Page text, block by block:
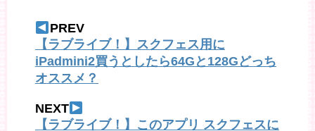
PREV
【ラブライブ！】スクフェス用に
iPadmini2買うとしたら64Gと128Gどっち
オススメ？
NEXT
【ラブライブ！】このアプリ スクフェスに